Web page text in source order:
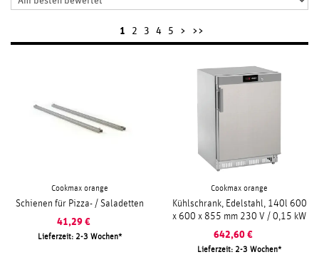
1 2 3 4 5 > >>
Cookmax orange
Schienen für Pizza- / Saladetten
41,29 €
Lieferzeit: 2-3 Wochen
Cookmax orange
Kühlschrank, Edelstahl, 140l 600
x 600 x 855 mm 230 V / 0,15 kW
642,60 €
Lieferzeit: 2-3 Wochen